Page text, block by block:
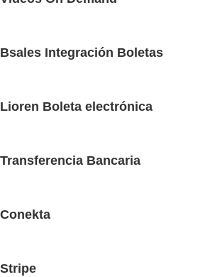
Bsales Integración Boletas
Lioren Boleta electrónica
Transferencia Bancaria
Conekta
Stripe